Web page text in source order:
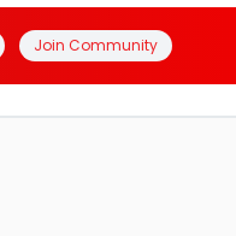
Join Community